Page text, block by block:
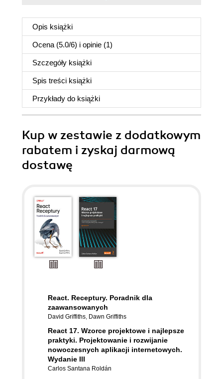
Opis książki
Ocena (5.0/6) i opinie (1)
Szczegóły książki
Spis treści książki
Przykłady do książki
Kup w zestawie z dodatkowym
rabatem i zyskaj darmową
dostawę
React. Receptury. Poradnik dla
zaawansowanych
David Griffiths, Dawn Griffiths
React 17. Wzorce projektowe i najlepsze
praktyki. Projektowanie i rozwijanie
nowoczesnych aplikacji internetowych.
Wydanie III
Carlos Santana Roldán